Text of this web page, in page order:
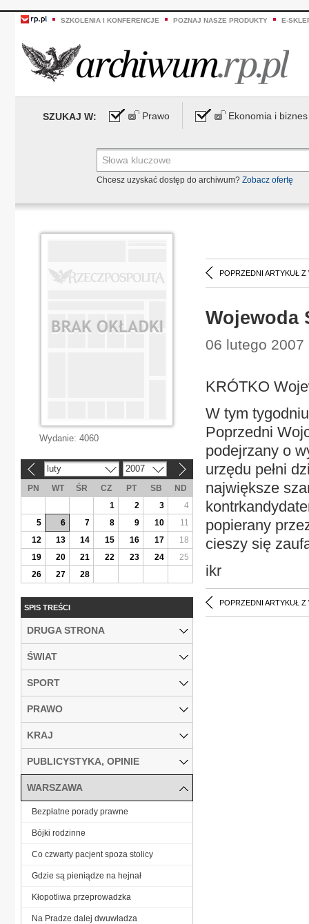
SZKOLENIA I KONFERENCJE POZNAJ NASZE PRODUKTY E-
SZUKAJ W: Prawo Ekonomia i biznes
Chcesz uzyskać dostęp do archiwum? Zobacz ofertę
POPRZEDNI ARTYKUŁ Z
Wojewoda
06 lutego 2007
KRÓTKO
W tym
Poprzedni
podejrzany o
urzędu pełni
największe
popierany
cieszy się
ikr
POPRZEDNI ARTYKUŁ Z
Wydanie: 4060
luty 2007
PN WT ŚR CZ PT SB
ND
1
2 3
4
5
6 7 8 9 10
11
12
13 14 15 16 17
18
19
20 21 22 23 24
25
26
27 28
SPIS TREŚCI
DRUGA STRONA
ŚWIAT
SPORT
PRAWO
KRAJ
PUBLICYSTYKA, OPINIE
WARSZAWA
Bezpłatne porady prawne
Bójki rodzinne
Co czwarty pacjent spoza stolicy
Gdzie są pieniądze na hejnał
Kłopotliwa przeprowadzka
Na Pradze dalej dwuwładza